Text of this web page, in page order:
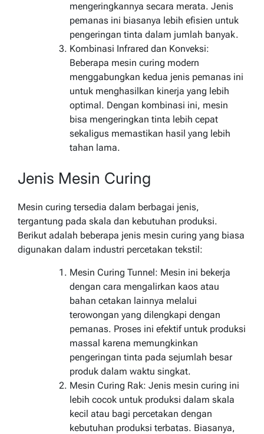
mengeringkannya secara merata. Jenis
pemanas ini biasanya lebih efisien untuk
pengeringan tinta dalam jumlah banyak.
Kombinasi Infrared dan Konveksi:
Beberapa mesin curing modern
menggabungkan kedua jenis pemanas ini
untuk menghasilkan kinerja yang lebih
optimal. Dengan kombinasi ini, mesin
bisa mengeringkan tinta lebih cepat
sekaligus memastikan hasil yang lebih
tahan lama.
Jenis Mesin Curing
Mesin curing tersedia dalam berbagai jenis,
tergantung pada skala dan kebutuhan produksi.
Berikut adalah beberapa jenis mesin curing yang biasa
digunakan dalam industri percetakan tekstil:
Mesin Curing Tunnel: Mesin ini bekerja
dengan cara mengalirkan kaos atau
bahan cetakan lainnya melalui
terowongan yang dilengkapi dengan
pemanas. Proses ini efektif untuk produksi
massal karena memungkinkan
pengeringan tinta pada sejumlah besar
produk dalam waktu singkat.
Mesin Curing Rak: Jenis mesin curing ini
lebih cocok untuk produksi dalam skala
kecil atau bagi percetakan dengan
kebutuhan produksi terbatas. Biasanya,